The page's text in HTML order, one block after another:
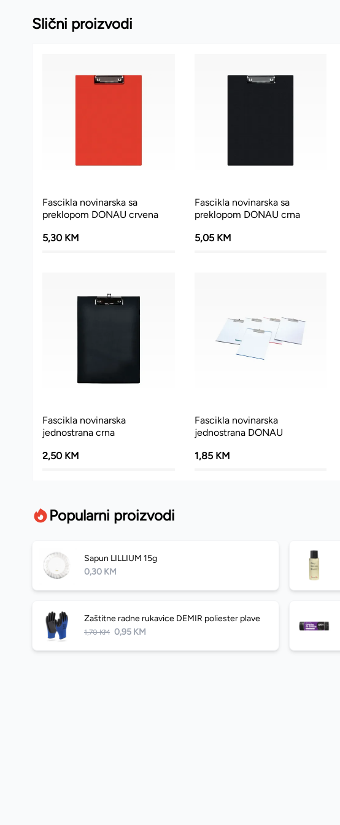
Slični proizvodi
Fascikla novinarska sa
preklopom DONAU crvena
5,30 KM
Fascikla novinarska sa
preklopom DONAU crna
5,05 KM
Fascikla novinarska
jednostrana crna
2,50 KM
Fascikla novinarska
jednostrana DONAU
1,85 KM
Popularni proizvodi
Sapun LILLIUM 15g
0,30 KM
Zaštitne radne rukavice DEMIR poliester plave
1,70 KM 0,95 KM